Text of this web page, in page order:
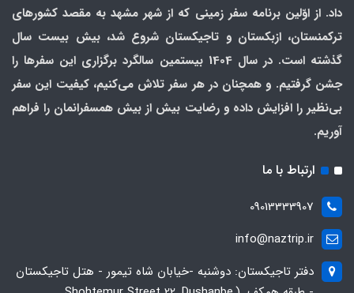
داد. از اوّلین برنامه سفر زمینی که از شهر مشهد به مقصد کشورهای
ترکمنستان، ازبکستان و تاجیکستان شروع شد، بیش بیست سال
گذشته است. در سال 1404 بیستمین سالگرد برگزاری این سفرها را
جشن گرفتیم. و همچنان در هر سفر تلاش می‌کنیم، کیفیت این سفر
بی‌نظیر را افزایش داده و رضایت بیش از بیش همسفرانمان را فراهم
آوریم.
ارتباط با ما
09013333907
info@naztrip.ir
دفتر تاجیکستان: دوشنبه -خیابان شاه تیمور - هتل تاجیکستان